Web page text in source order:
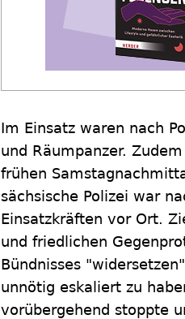
Im Einsatz waren nach
und Räumpanzer.
frühen
sächsische Polizei war
Einsatzkräften vor Ort.
und friedlichen
Bündnisses
unnötig eskaliert zu
vorübergehend stoppte